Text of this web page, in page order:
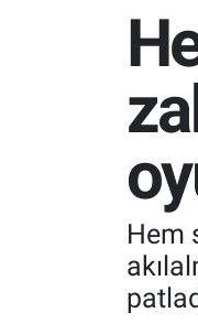
Hem
İzmir Namaz
İzmir Trafik
Süper Lig Puan
Tüm Manşetler
Son Dakika
Haber Arşivi